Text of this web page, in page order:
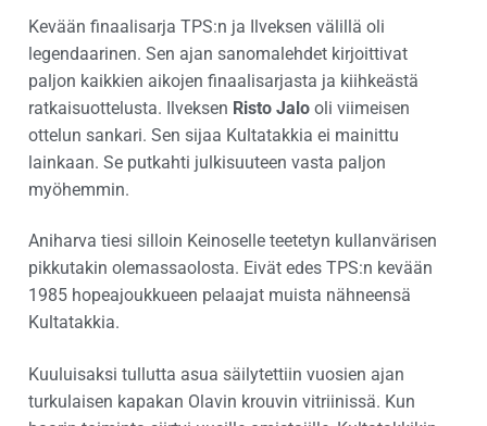
Kevään finaalisarja TPS:n ja Ilveksen välillä oli
legendaarinen. Sen ajan sanomalehdet kirjoittivat
paljon kaikkien aikojen finaalisarjasta ja kiihkeästä
ratkaisuottelusta. Ilveksen Risto Jalo oli viimeisen
ottelun sankari. Sen sijaa Kultatakkia ei mainittu
lainkaan. Se putkahti julkisuuteen vasta paljon
myöhemmin.
Aniharva tiesi silloin Keinoselle teetetyn kullanvärisen
pikkutakin olemassaolosta. Eivät edes TPS:n kevään
1985 hopeajoukkueen pelaajat muista nähneensä
Kultatakkia.
Kuuluisaksi tullutta asua säilytettiin vuosien ajan
turkulaisen kapakan Olavin krouvin vitriinissä. Kun